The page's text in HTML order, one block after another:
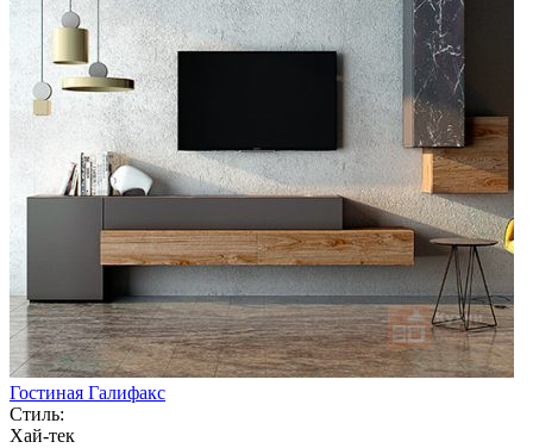
Гостиная Галифакс
Стиль:
Хай-тек